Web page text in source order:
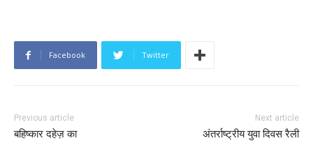
Facebook Twitter
Previous article
बहिष्कार दहेज़ का
Next article
अंतर्राष्ट्रीय युवा दिवस रैली